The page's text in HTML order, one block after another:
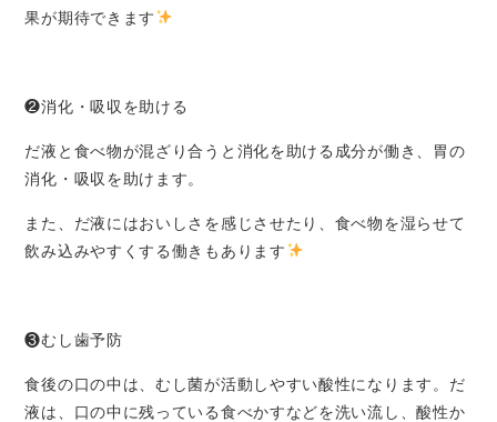
果が期待できます
❷消化・吸収を助ける
だ液と食べ物が混ざり合うと消化を助ける成分が働き、胃の
消化・吸収を助けます。
また、だ液にはおいしさを感じさせたり、食べ物を湿らせて
飲み込みやすくする働きもあります
❸むし歯予防
食後の口の中は、むし菌が活動しやすい酸性になります。だ
液は、口の中に残っている食べかすなどを洗い流し、酸性か